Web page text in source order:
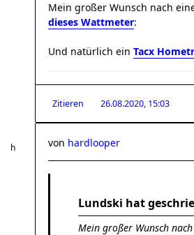
Mein großer Wunsch nach
dieses Wattmeter:
Und natürlich ein Tacx
Zitieren 26.08.2020, 15:03
von hardlooper
Lundski hat
Mein großer Wunsch